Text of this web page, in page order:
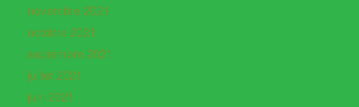
novembre 2021
octobre 2021
septembre 2021
juillet 2021
juin 2021